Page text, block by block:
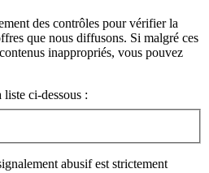
des contrôles pour vérifier la
que nous diffusons. Si malgré ces
inappropriés, vous pouvez
ci-dessous :
abusif est strictement